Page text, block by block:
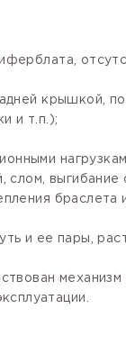
крышкой,
и т.п.);
выгибание
браслета
и ее пары,
механизм